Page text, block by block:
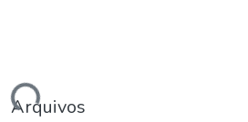
Arquivos